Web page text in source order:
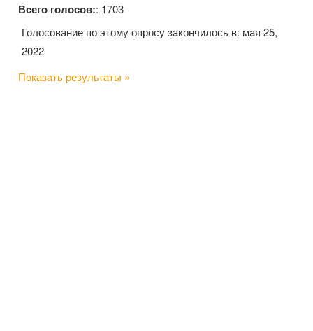
Всего голосов:: 1703
Голосование по этому опросу закончилось в: мая 25,
2022
Показать результаты »